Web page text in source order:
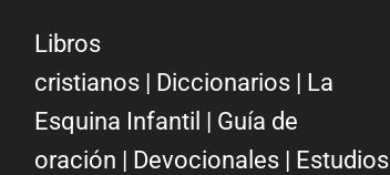
Libros
cristianos| Diccionarios| La
Esquina Infantil | Guía de
oración | Devocionales| Estudios